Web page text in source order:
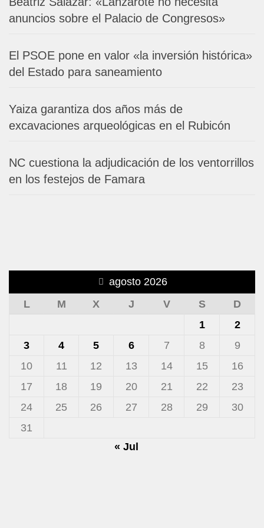
anuncios sobre el Palacio de Congresos»
El PSOE pone en valor «la inversión histórica»
del Estado para saneamiento
Yaiza garantiza dos años más de
excavaciones arqueológicas en el Rubicón
NC cuestiona la adjudicación de los ventorrillos
en los festejos de Famara
agosto 2026
L
M X J V S
D
1
2
3
4 5 6 7 8
9
10
11 12 13 14 15
16
17
18 19 20 21 22
23
24
25 26 27 28 29
30
31
« Jul